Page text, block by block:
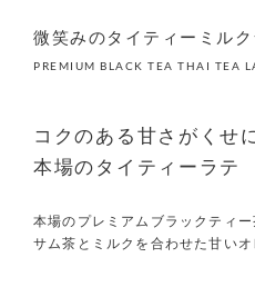
微笑みのタイティーミルク
PREMIUM BLACK TEA THAI TEA
コクのある甘さがくせ
本場のタイティーラテ
本場のプレミアムブラックティ
サム茶とミルクを合わせた甘いオ